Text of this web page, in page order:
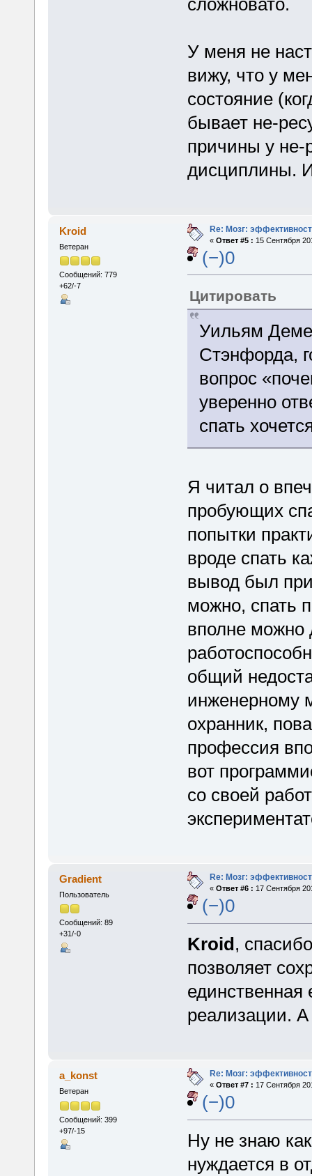
сложновато.
У меня не
вижу, что у
состояние
бывает не-
причины у не-
дисциплины. И
Kroid
Ветеран
Сообщений: 779
+62/-7
Re: Мозг:
« Ответ #5 : 15 Сентября
(−)0
Цитировать
Уильям
Стэнфорда,
вопрос
уверенно
спать
Я читал о
пробующих
попытки
вроде спать
вывод был
можно, спать
вполне можно
общий
инженерному
охранник,
профессия
вот
со своей
Gradient
Пользователь
Сообщений: 89
+31/-0
Re: Мозг:
« Ответ #6 : 17 Сентября
(−)0
Kroid,
позволяет
единственная
реализации. А
a_konst
Ветеран
Сообщений: 399
+97/-15
Re: Мозг:
« Ответ #7 : 17 Сентября
(−)0
Ну не знаю
нуждается в